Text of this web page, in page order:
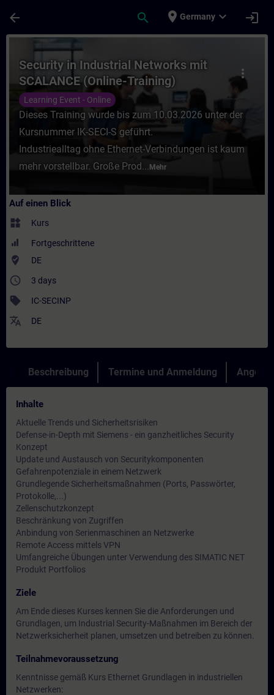
arrow_back search place Germany expand_more login
Kurs - Security in Industrial Networks mit
more_vert
Security in Industrial Networks mit
SCALANCE (Online-Training)
Learning Event - Online
Dieses Training wurde bis zum 10.03.2026 unter der
Kursnummer IK-SECI-S geführt.
Industriealltag ohne Ethernet-Verbindungen ist kaum
mehr vorstellbar. Große Prod... Mehr
Auf einen Blick
widgets Kurs
Fortgeschrittene
where_to_vote DE
access_time 3 days
sell IC-SECINP
translate DE
Beschreibung Termine und Anmeldung Angebot
Inhalte
Aktuelle Trends und Sicherheitsrisiken
Defense-in-Depth mit Siemens - ein ganzheitliches Security
Konzept
Update und Austausch von Securitykomponenten
Gefahrenpotenziale in einem Netzwerk
Grundlegende Sicherheitsmaßnahmen (Ports, Passwörter,
Protokolle,...)
Zellenschutzkonzept
Beschränkung von Zugriffen
Anbindung von Serienmaschinen an Netzwerke
Remote Access mittels VPN
Umfangreiche Übungen unter Verwendung des SIMATIC NET
Produkt Portfolios
Ziele
Am Ende dieses Kurses kennen Sie die Anforderungen und
Grundlagen, um Industrial Security-Maßnahmen im Bereich der
Netzwerksicherheit planen, umsetzen und betreiben zu können.
Teilnahmevoraussetzung
Kenntnisse gemäß Kurs Ethernet Grundlagen in industriellen
Netzwerken: